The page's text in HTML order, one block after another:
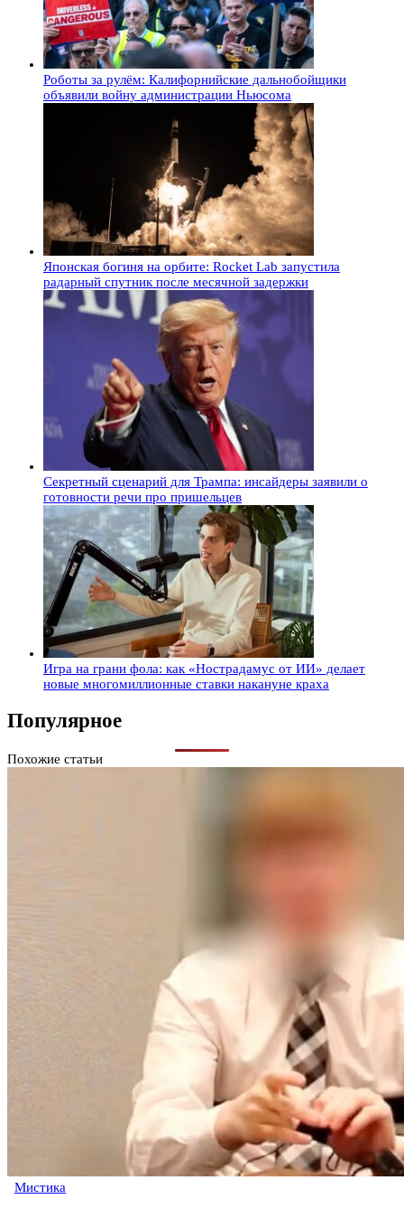
Роботы за рулём: Калифорнийские дальнобойщики
объявили войну администрации Ньюсома
Японская богиня на орбите: Rocket Lab запустила
радарный спутник после месячной задержки
Секретный сценарий для Трампа: инсайдеры заявили о
готовности речи про пришельцев
Игра на грани фола: как «Нострадамус от ИИ» делает
новые многомиллионные ставки накануне краха
Популярное
Похожие статьи
Мистика